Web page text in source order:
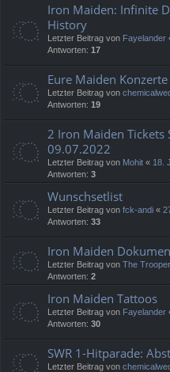
Iron Maiden: Infinite
History
Letzter Beitrag von Fayelander
Antworten: 17
Eure Maiden Konzerte
Letzter Beitrag von
Antworten: 19
2 Iron Maiden Tickets
09.07.2022
Letzter Beitrag von Mohit « 18.
Antworten: 3
Wunschsetlist
Letzter Beitrag von fck-andi «
Antworten: 33
Iron Maiden
Letzter Beitrag von The Trooper
Antworten: 2
Iron Maiden Tattoos
Letzter Beitrag von Fayelander
Antworten: 30
SWR 1-Hitparade:
Letzter Beitrag von